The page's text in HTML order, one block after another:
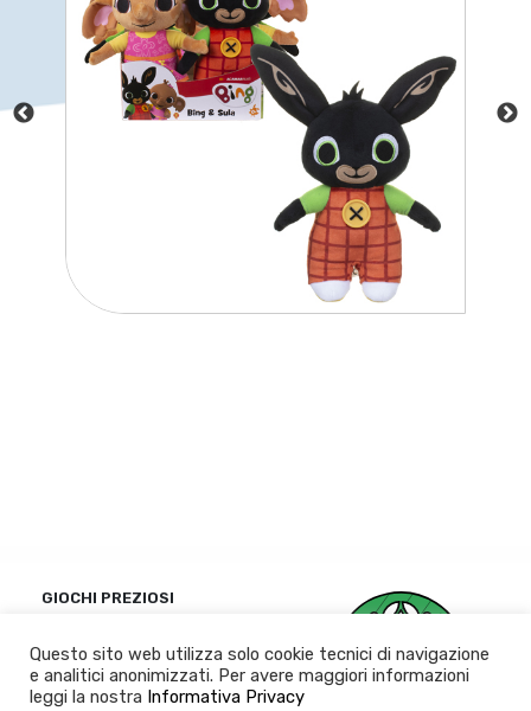
GIOCHI PREZIOSI
Politique de
confidentialité
Questo sito web utilizza solo cookie tecnici di navigazione
e analitici anonimizzati. Per avere maggiori informazioni
leggi la nostra Informativa Privacy